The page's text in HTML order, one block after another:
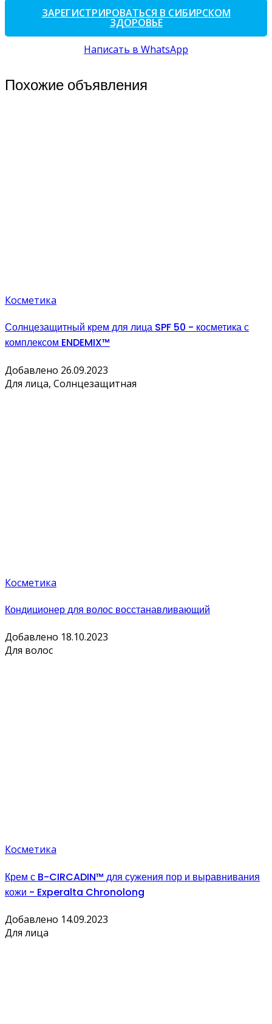
ЗАРЕГИСТРИРОВАТЬСЯ В СИБИРСКОМ
ЗДОРОВЬЕ
Написать в WhatsApp
Похожие объявления
Косметика
Солнцезащитный крем для лица SPF 50 - косметика с
комплексом ENDEMIX™
Добавлено 26.09.2023
Для лица, Солнцезащитная
Косметика
Кондиционер для волос восстанавливающий
Добавлено 18.10.2023
Для волос
Косметика
Крем с B-CIRCADIN™ для сужения пор и выравнивания
кожи - Experalta Chronolong
Добавлено 14.09.2023
Для лица